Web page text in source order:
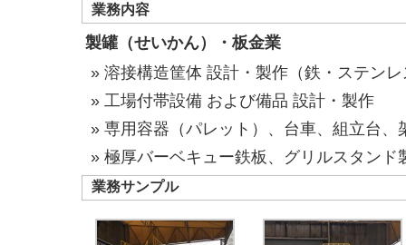
業務内容
製罐（せいかん）・板金業
溶接構造筐体 設計・製作（鉄・ステン
工場付帯設備 および備品 設計・製作
専用容器（パレット）、台車、組立台、
極厚バーベキュー鉄板、グリルスタンド
業務サンプル